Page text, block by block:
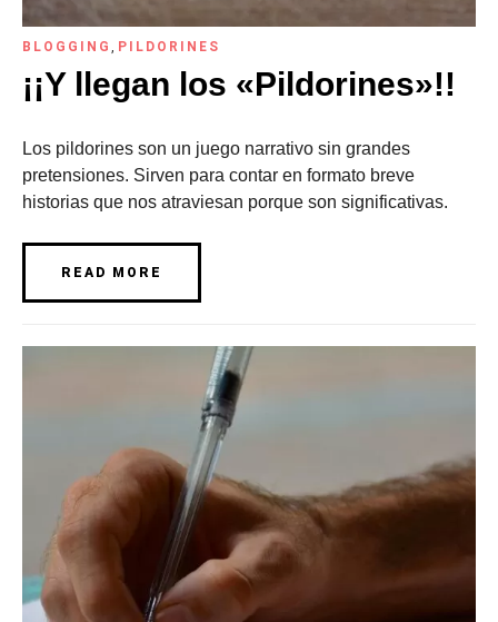
BLOGGING , PILDORINES
¡¡Y llegan los «Pildorines»!!
Los pildorines son un juego narrativo sin grandes
pretensiones. Sirven para contar en formato breve
historias que nos atraviesan porque son significativas.
READ MORE